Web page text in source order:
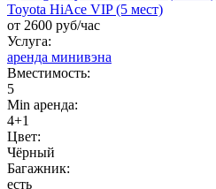
Toyota HiAce VIP (5 мест)
от 2600 руб/час
Услуга:
аренда минивэна
Вместимость:
5
Min аренда:
4+1
Цвет:
Чёрный
Багажник:
есть